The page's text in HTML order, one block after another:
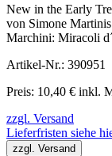
New in the Early
von Simone
Marchini: Miracoli
Artikel-Nr.: 390951
Preis: 10,40 € inkl.
zzgl. Versand
Lieferfristen siehe
zzgl. Versand